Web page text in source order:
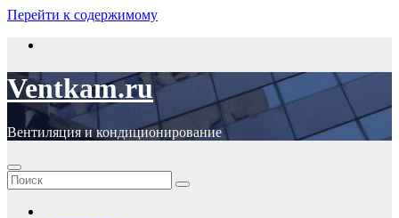
Перейти к содержимому
Ventkam.ru
Вентиляция и кондиционирование